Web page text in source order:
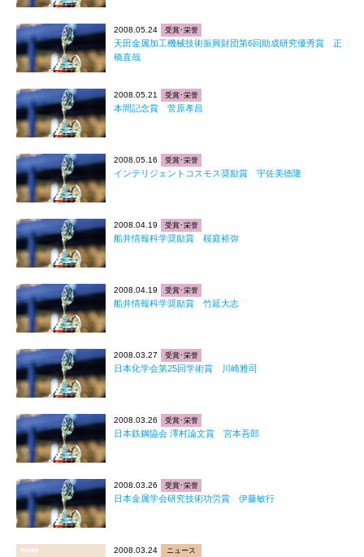
2008.05.24 受賞･栄誉
天田金属加工機械技術振興財団第6回助成研究優秀賞 正
橋直哉
2008.05.21 受賞･栄誉
本間記念賞 菅原孝昌
2008.05.16 受賞･栄誉
インテリジェントコスモス奨励賞 宇佐美徳隆
2008.04.19 受賞･栄誉
船井情報科学奨励賞 桜庭裕弥
2008.04.19 受賞･栄誉
船井情報科学奨励賞 竹延大志
2008.03.27 受賞･栄誉
日本化学会第25回学術賞 川崎雅司
2008.03.26 受賞･栄誉
日本鉄鋼協会 澤村論文賞 宮本吾郎
2008.03.26 受賞･栄誉
日本金属学会研究技術功労賞 伊藤敏行
2008.03.24 ニュース